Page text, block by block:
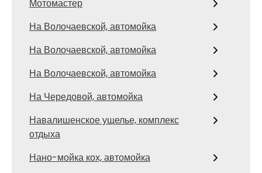
Мотомастер
На Волочаевской, автомойка
На Волочаевской, автомойка
На Волочаевской, автомойка
На Чередовой, автомойка
Навалишенское ущелье, комплекс
отдыха
Нано-мойка кох, автомойка